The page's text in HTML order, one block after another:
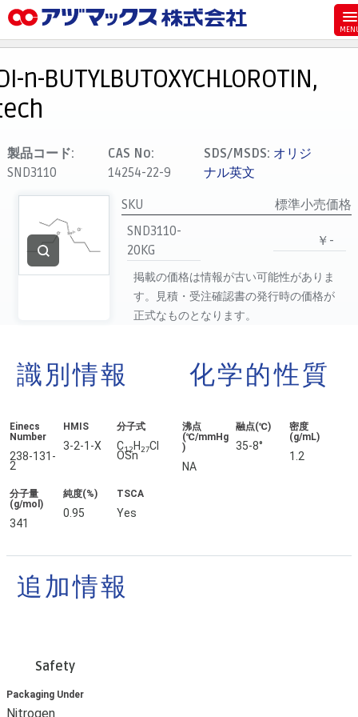
お気に入り
カート
マイアカウント
主要取扱ブランド
支払い
製品検索
n-BUTYLBUTOXYCHLOROTIN,
製品コード:
SND3110
CAS No:
14254-22-9
SDS/MSDS: オリジ
ナル英文
SKU
標準小売価格
SND3110-
20KG
￥-
掲載の価格は情報が古い可能性がありま
す。見積・受注確認書の発行時の価格が
正式なものとなります。
識別情報
Einecs
Number
238-131-
2
HMIS
3-2-1-X
分子式
C12 H27Cl
OSn
分子量
(g/mol)
341
純度(%)
0.95
TSCA
Yes
化学的性質
沸点
(℃/mmHg
)
NA
融点(℃)
35-8°
密度
(g/mL)
1.2
追加情報
Safety
Packaging Under
Nitrogen